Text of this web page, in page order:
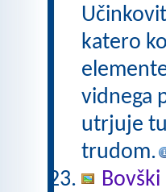
katero
vidnega
utrjuje
trudom.